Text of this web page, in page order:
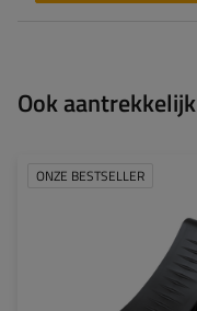
Ook aantrekkelijk
ONZE BESTSELLER